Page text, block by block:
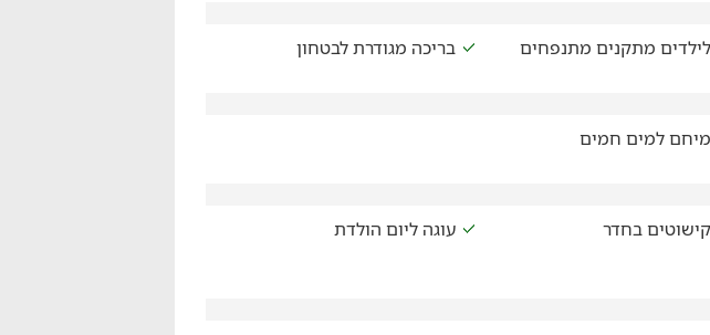
לילדים מתקנים מתנפחים בריכה מגודרת לבטחון
מיחם למים חמים
קישוטים בחדר
עוגה ליום הולדת